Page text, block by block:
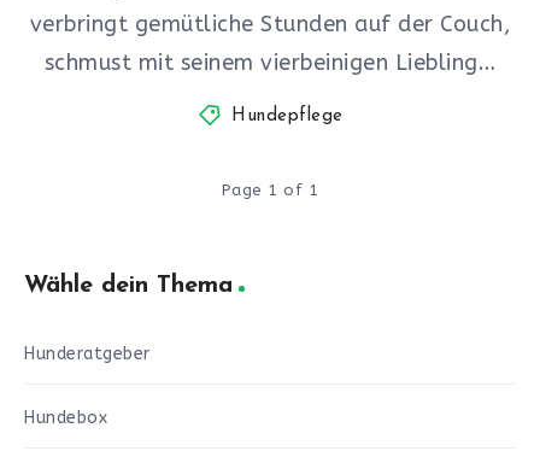
verbringt gemütliche Stunden auf der Couch,
schmust mit seinem vierbeinigen Liebling…
Hundepflege
Page 1 of 1
Wähle dein Thema
Hunderatgeber
Hundebox